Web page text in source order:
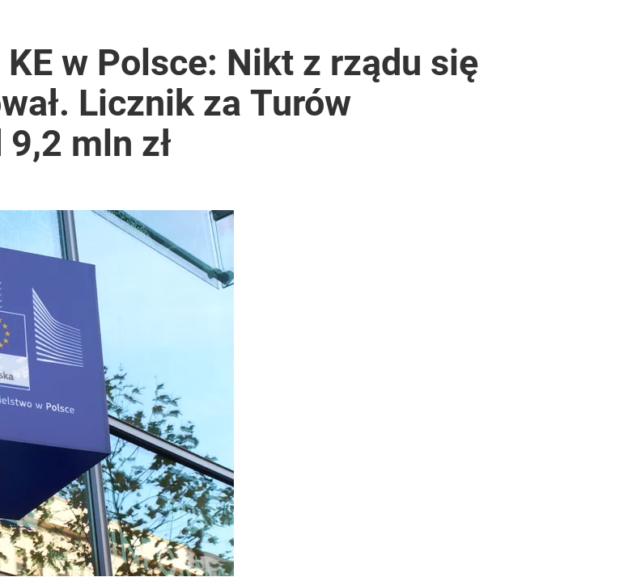
w miesiąc
w Polsce: Nikt z rządu się
Licznik za Turów
mln zł